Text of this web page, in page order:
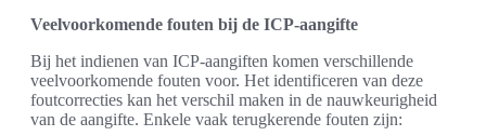
Veelvoorkomende fouten bij de ICP-aangifte
Bij het indienen van ICP-aangiften komen verschillende
veelvoorkomende fouten voor. Het identificeren van deze
foutcorrecties kan het verschil maken in de nauwkeurigheid
van de aangifte. Enkele vaak terugkerende fouten zijn: